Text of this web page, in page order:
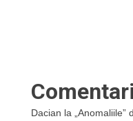
Dacian la